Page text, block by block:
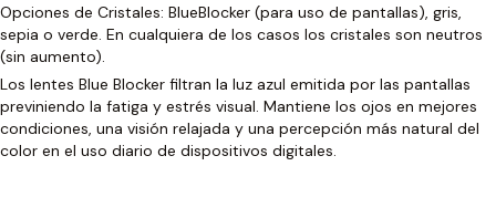
Opciones de Cristales: BlueBlocker (para uso de pantallas), gris,
sepia o verde. En cualquiera de los casos los cristales son neutros
(sin aumento).
Los lentes Blue Blocker filtran la luz azul emitida por las pantallas
previniendo la fatiga y estrés visual. Mantiene los ojos en mejores
condiciones, una visión relajada y una percepción más natural del
color en el uso diario de dispositivos digitales.